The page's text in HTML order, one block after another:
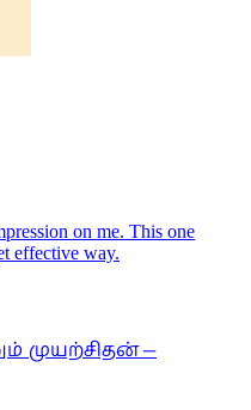
on me. This one
effective way.
முயற்சிதன் —